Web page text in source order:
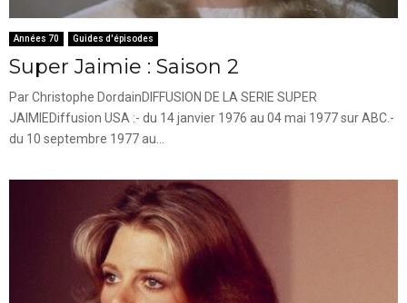
Années 70 Guides d'épisodes
Super Jaimie : Saison 2
Par Christophe DordainDIFFUSION DE LA SERIE SUPER
JAIMIEDiffusion USA :- du 14 janvier 1976 au 04 mai 1977 sur ABC.-
du 10 septembre 1977 au...